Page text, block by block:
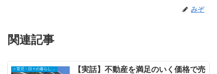
みぞ
関連記事
【実話】不動産を満足のいく価格で売